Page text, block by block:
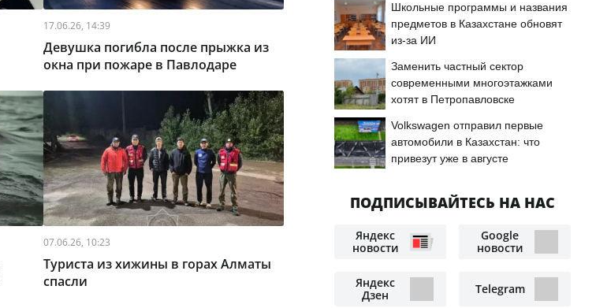
17.06.26, 14:39
Девушка погибла после прыжка из
окна при пожаре в Павлодаре
07.06.26, 10:23
Туриста из хижины в горах Алматы
спасли
Школьные программы и названия
предметов в Казахстане обновят
из-за ИИ
Заменить частный сектор
современными многоэтажками
хотят в Петропавловске
Volkswagen отправил первые
автомобили в Казахстан: что
привезут уже в августе
ПОДПИСЫВАЙТЕСЬ НА НАС
Яндекс
новости
Google
новости
Яндекс
Дзен
Telegram